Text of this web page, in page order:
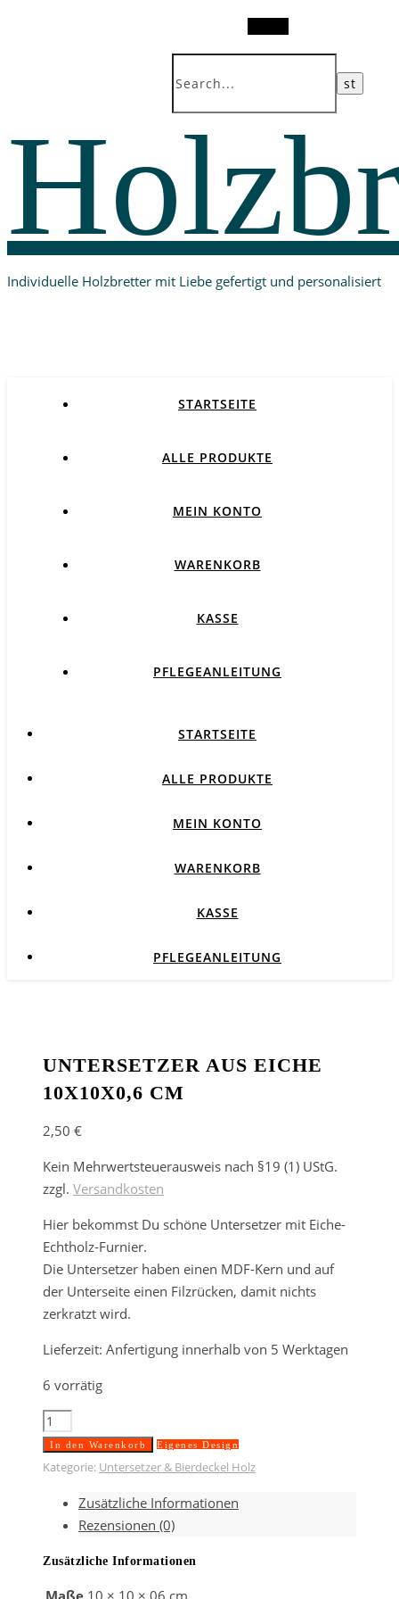
Individuelle Holzbretter mit Liebe gefertigt und personalisiert
STARTSEITE
ALLE PRODUKTE
MEIN KONTO
WARENKORB
KASSE
PFLEGEANLEITUNG
STARTSEITE
ALLE PRODUKTE
MEIN KONTO
WARENKORB
KASSE
PFLEGEANLEITUNG
UNTERSETZER AUS EICHE
10X10X0,6 CM
2,50 €
Kein Mehrwertsteuerausweis nach §19 (1) UStG.
zzgl. Versandkosten
Hier bekommst Du schöne Untersetzer mit Eiche-
Echtholz-Furnier.
Die Untersetzer haben einen MDF-Kern und auf
der Unterseite einen Filzrücken, damit nichts
zerkratzt wird.
Lieferzeit: Anfertigung innerhalb von 5 Werktagen
6 vorrätig
Untersetzer
aus
Eiche
Menge
In den Warenkorb Eigenes Design
Kategorie: Untersetzer & Bierdeckel Holz
Zusätzliche Informationen
Rezensionen (0)
Zusätzliche Informationen